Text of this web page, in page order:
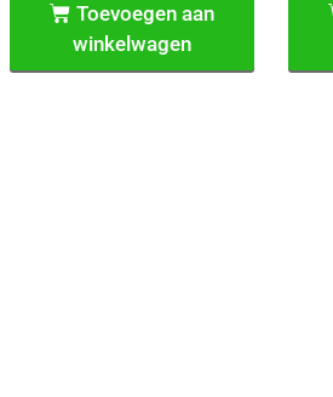
Toevoegen aan
winkelwagen